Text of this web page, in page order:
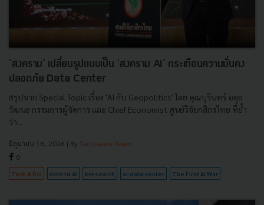
'สงคราม' เปลี่ยนรูปแบบเป็น 'สงคราม AI' กระเทือนความมั่นคง
ปลอดภัย Data Center
สรุปจาก Special Topic เรื่อง 'AI กับ Geopolitics' โดย คุณบุรินทร์ อดุล
วัฒนะ กรรมการผู้จัดการ และ Chief Economist ศูนย์วิจัยกสิกรไทย ที่ย้ำ
ว่า...
มิถุนายน 18, 2026 | By Techsauce Team
0
Tech & Biz สงคราม AI kresearch ai-data-center The First AI War